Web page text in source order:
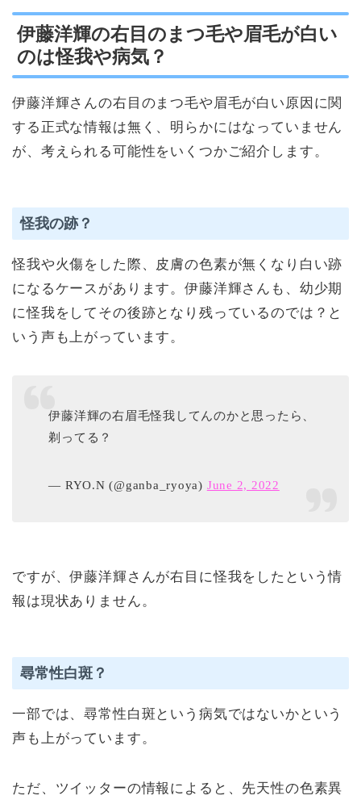
伊藤洋輝の右目のまつ毛や眉毛が白い
のは怪我や病気？
伊藤洋輝さんの右目のまつ毛や眉毛が白い原因に関
する正式な情報は無く、明らかにはなっていません
が、考えられる可能性をいくつかご紹介します。
怪我の跡？
怪我や火傷をした際、皮膚の色素が無くなり白い跡
になるケースがあります。伊藤洋輝さんも、幼少期
に怪我をしてその後跡となり残っているのでは？と
いう声も上がっています。
伊藤洋輝の右眉毛怪我してんのかと思ったら、
剃ってる？
— RYO.N (@ganba_ryoya) June 2, 2022
ですが、伊藤洋輝さんが右目に怪我をしたという情
報は現状ありません。
尋常性白斑？
一部では、尋常性白斑という病気ではないかという
声も上がっています。
ただ、ツイッターの情報によると、先天性の色素異